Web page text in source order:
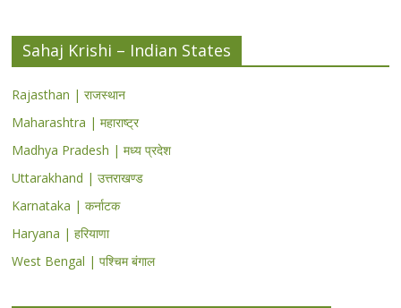
Sahaj Krishi – Indian States
Rajasthan | राजस्थान
Maharashtra | महाराष्ट्र
Madhya Pradesh | मध्य प्रदेश
Uttarakhand | उत्तराखण्ड
Karnataka | कर्नाटक
Haryana | हरियाणा
West Bengal | पश्चिम बंगाल